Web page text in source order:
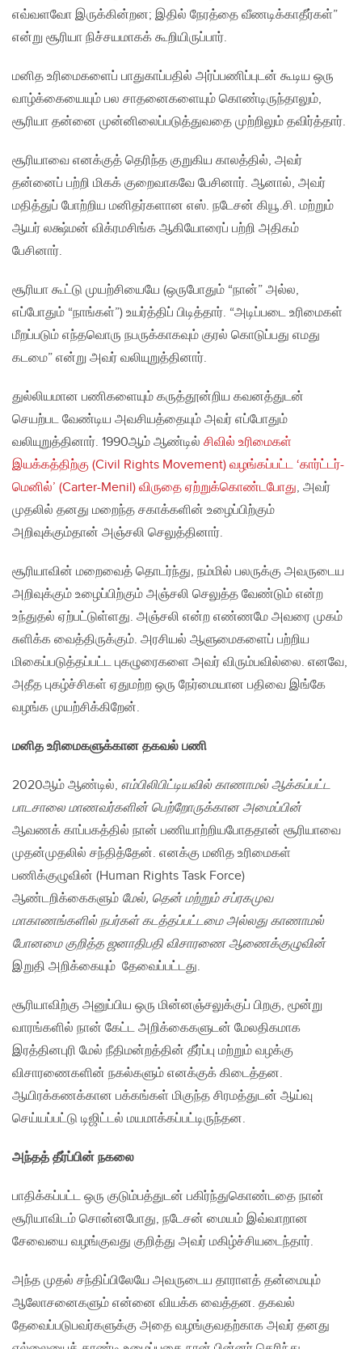
எவ்வளவோ இருக்கின்றன; இதில் நேரத்தை வீணடிக்காதீர்கள்”
என்று சூரியா நிச்சயமாகக் கூறியிருப்பார்.
மனித உரிமைகளைப் பாதுகாப்பதில் அர்ப்பணிப்புடன் கூடிய ஒரு
வாழ்க்கையையும் பல சாதனைகளையும் கொண்டிருந்தாலும்,
சூரியா தன்னை முன்னிலைப்படுத்துவதை முற்றிலும் தவிர்த்தார்.
சூரியாவை எனக்குத் தெரிந்த குறுகிய காலத்தில், அவர்
தன்னைப் பற்றி மிகக் குறைவாகவே பேசினார். ஆனால், அவர்
மதித்துப் போற்றிய மனிதர்களான எஸ். நடேசன் கியூ.சி. மற்றும்
ஆயர் லக்ஷ்மன் விக்ரமசிங்க ஆகியோரைப் பற்றி அதிகம்
பேசினார்.
சூரியா கூட்டு முயற்சியையே (ஒருபோதும் “நான்” அல்ல,
எப்போதும் “நாங்கள்”) உயர்த்திப் பிடித்தார். “அடிப்படை உரிமைகள்
மீறப்படும் எந்தவொரு நபருக்காகவும் குரல் கொடுப்பது எமது
கடமை” என்று அவர் வலியுறுத்தினார்.
துல்லியமான பணிகளையும் கருத்தூன்றிய கவனத்துடன்
செயற்பட வேண்டிய அவசியத்தையும் அவர் எப்போதும்
வலியுறுத்தினார். 1990ஆம் ஆண்டில் சிவில் உரிமைகள்
இயக்கத்திற்கு (Civil Rights Movement) வழங்கப்பட்ட ‘கார்ட்டர்-
மெனில்’ (Carter-Menil) விருதை ஏற்றுக்கொண்டபோது, அவர்
முதலில் தனது மறைந்த சகாக்களின் உழைப்பிற்கும்
அறிவுக்கும்தான் அஞ்சலி செலுத்தினார்.
சூரியாவின் மறைவைத் தொடர்ந்து, நம்மில் பலருக்கு அவருடைய
அறிவுக்கும் உழைப்பிற்கும் அஞ்சலி செலுத்த வேண்டும் என்ற
உந்துதல் ஏற்பட்டுள்ளது. அஞ்சலி என்ற எண்ணமே அவரை முகம்
சுளிக்க வைத்திருக்கும். அரசியல் ஆளுமைகளைப் பற்றிய
மிகைப்படுத்தப்பட்ட புகழுரைகளை அவர் விரும்பவில்லை. எனவே,
அதீத புகழ்ச்சிகள் ஏதுமற்ற ஒரு நேர்மையான பதிவை இங்கே
வழங்க முயற்சிக்கிறேன்.
மனித உரிமைகளுக்கான தகவல் பணி
2020ஆம் ஆண்டில், எம்பிலிபிட்டியவில் காணாமல் ஆக்கப்பட்ட
பாடசாலை மாணவர்களின் பெற்றோருக்கான அமைப்பின்
ஆவணக் காப்பகத்தில் நான் பணியாற்றியபோத​தான் சூரியாவை
முதன்முதலில் சந்தித்தேன். எனக்கு மனித உரிமைகள்
பணிக்குழுவின் (Human Rights Task Force)
ஆண்டறிக்கைகளும் மேல், தென் மற்றும் சப்ரகமுவ
மாகாணங்களில் நபர்கள் கடத்தப்பட்டமை அல்லது காணாமல்
போனமை குறித்த ஜனாதிபதி விசாரணை ஆணைக்குழுவின்
இறுதி அறிக்கையும் தேவைப்பட்டது.
சூரியாவிற்கு அனுப்பிய ஒரு மின்னஞ்சலுக்குப் பிறகு, மூன்று
வாரங்களில் நான் கேட்ட அறிக்கைகளுடன் மேலதிகமாக
இரத்தினபுரி மேல் நீதிமன்றத்தின் தீர்ப்பு மற்றும் வழக்கு
விசாரணைகளின் நகல்களும் எனக்குக் கிடைத்தன.
ஆயிரக்கணக்கான பக்கங்கள் மிகுந்த சிரமத்துடன் ஆய்வு
செய்யப்பட்டு டிஜிட்டல் மயமாக்கப்பட்டிருந்தன.
அந்தத் தீர்ப்பின் நகலை
பாதிக்கப்பட்ட ஒரு குடும்பத்துடன் பகிர்ந்துகொண்டதை நான்
சூரியாவிடம் சொன்னபோது, நடேசன் மையம் இவ்வாறான
சேவையை வழங்குவது குறித்து அவர் மகிழ்ச்சியடைந்தார்.
அந்த முதல் சந்திப்பிலேயே அவருடைய தாராளத் தன்மையும்
ஆலோசனைகளும் என்னை வியக்க வைத்தன. தகவல்
தேவைப்படுபவர்களுக்கு அதை வழங்குவதற்காக அவர் தனது